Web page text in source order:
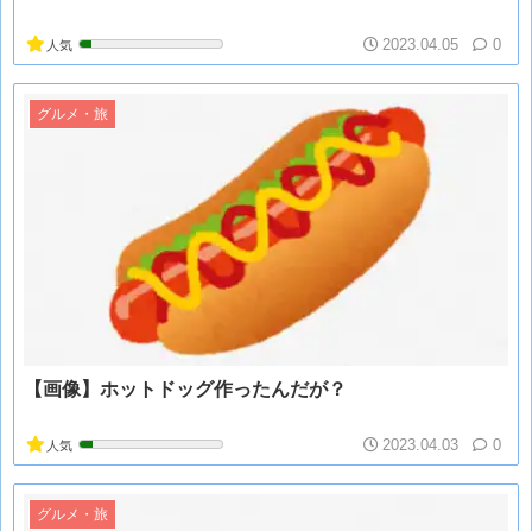
人気 2023.04.05 0
グルメ・旅
【画像】ホットドッグ作ったんだが？
人気 2023.04.03 0
グルメ・旅